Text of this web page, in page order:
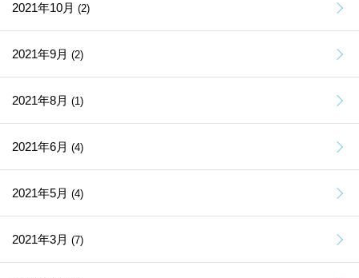
2021年10月 (2)
2021年9月 (2)
2021年8月 (1)
2021年6月 (4)
2021年5月 (4)
2021年3月 (7)